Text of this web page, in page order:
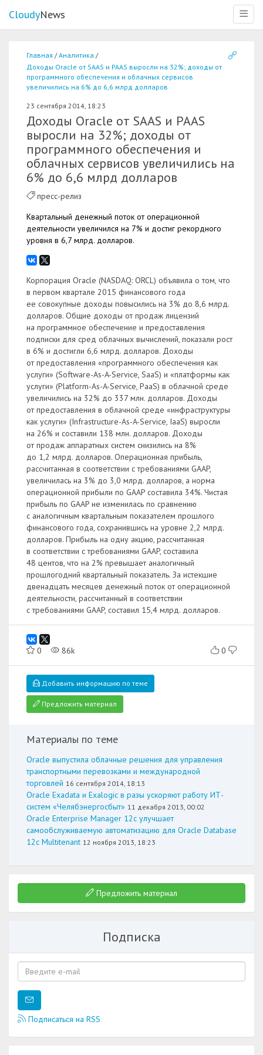
Меню
CloudyNews
Главная
Аналитика
Доходы Oracle от SAAS и PAAS выросли на 32%; доходы от
программного обеспечения и облачных сервисов
увеличились на 6% до 6,6 млрд долларов
23 сентября 2014, 18:23
Доходы Oracle от SAAS и PAAS
выросли на 32%; доходы от
программного обеспечения и
облачных сервисов увеличились на
6% до 6,6 млрд долларов
пресс-релиз
Квартальный денежный поток от операционной
деятельности увеличился на 7% и достиг рекордного
уровня в 6,7 млрд. долларов.
Корпорация Oracle (NASDAQ: ORCL) объявила о том, что
в первом квартале 2015 финансового года
ее совокупные доходы повысились на 3% до 8,6 млрд.
долларов. Общие доходы от продаж лицензий
на программное обеспечение и предоставления
подписки для сред облачных вычислений, показали рост
в 6% и достигли 6,6 млрд. долларов. Доходы
от предоставления «программного обеспечения как
услуги» (Software-As-A-Service, SaaS) и «платформы как
услуги» (Platform-As-A-Service, PaaS) в облачной среде
увеличились на 32% до 337 млн. долларов. Доходы
от предоставления в облачной среде «инфраструктуры
как услуги» (Infrastructure-As-A-Service, IaaS) выросли
на 26% и составили 138 млн. долларов. Доходы
от продаж аппаратных систем снизились на 8%
до 1,2 млрд. долларов. Операционная прибыль,
рассчитанная в соответствии с требованиями GAAP,
увеличилась на 3% до 3,0 млрд. долларов, а норма
операционной прибыли по GAAP составила 34%. Чистая
прибыль по GAAP не изменилась по сравнению
с аналогичным квартальным показателем прошлого
финансового года, сохранившись на уровне 2,2 млрд.
долларов. Прибыль на одну акцию, рассчитанная
в соответствии с требованиями GAAP, составила
48 центов, что на 2% превышает аналогичный
прошлогодний квартальный показатель. За истекшие
двенадцать месяцев денежный поток от операционной
деятельности, рассчитанный в соответствии
с требованиями GAAP, составил 15,4 млрд. долларов.
0 86k 0
Добавить информацию по теме
Предложить материал
Материалы по теме
Oracle выпустила облачные решения для управления
транспортными перевозками и международной
торговлей 16 сентября 2014, 18:13
Oracle Exadata и Exalogic в разы ускоряют работу ИТ-
систем «Челябэнергосбыт» 11 декабря 2013, 00:02
Oracle Enterprise Manager 12c улучшает
самообслуживаемую автоматизацию для Oracle Database
12c Multitenant 12 ноября 2013, 18:23
Предложить материал
Подписка
Подписаться на RSS